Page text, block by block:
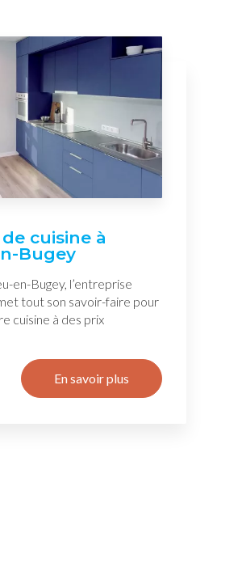
cuisine à
Bugey
en-Bugey, l’entreprise
tout son savoir-faire pour
cuisine à des prix
En savoir plus